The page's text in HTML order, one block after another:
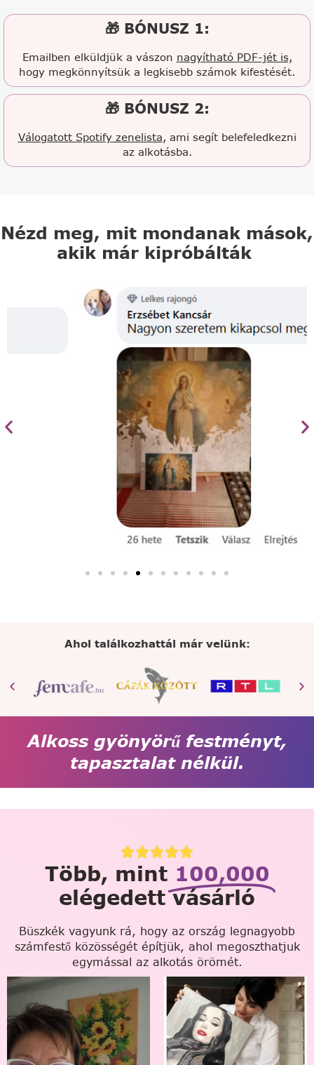
🎁 BÓNUSZ 1:
Emailben elküldjük a vászon nagyítható PDF-jét is,
hogy megkönnyítsük a legkisebb számok kifestését.
🎁 BÓNUSZ 2:
Válogatott Spotify zenelista, ami segít belefeledkezni
az alkotásba.
Nézd meg, mit mondanak mások,
akik már kipróbálták
Ahol találkozhattál már velünk:
Alkoss gyönyörű festményt,
tapasztalat nélkül.
Több, mint 100,000
elégedett vásárló
Büszkék vagyunk rá, hogy az ország legnagyobb
számfestő közösségét építjük, ahol megoszthatjuk
egymással az alkotás örömét.